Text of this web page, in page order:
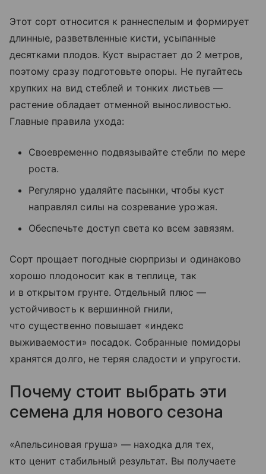
Этот сорт относится к раннеспелым и формирует
длинные, разветвленные кисти, усыпанные
десятками плодов. Куст вырастает до 2 метров,
поэтому сразу подготовьте опоры. Не пугайтесь
хрупких на вид стеблей и тонких листьев —
растение обладает отменной выносливостью.
Главные правила ухода:
Своевременно подвязывайте стебли по мере
роста.
Регулярно удаляйте пасынки, чтобы куст
направлял силы на созревание урожая.
Обеспечьте доступ света ко всем завязям.
Сорт прощает погодные сюрпризы и одинаково
хорошо плодоносит как в теплице, так
и в открытом грунте. Отдельный плюс —
устойчивость к вершинной гнили,
что существенно повышает «индекс
выживаемости» посадок. Собранные помидоры
хранятся долго, не теряя сладости и упругости.
Почему стоит выбрать эти
семена для нового сезона
«Апельсиновая груша» — находка для тех,
кто ценит стабильный результат. Вы получаете